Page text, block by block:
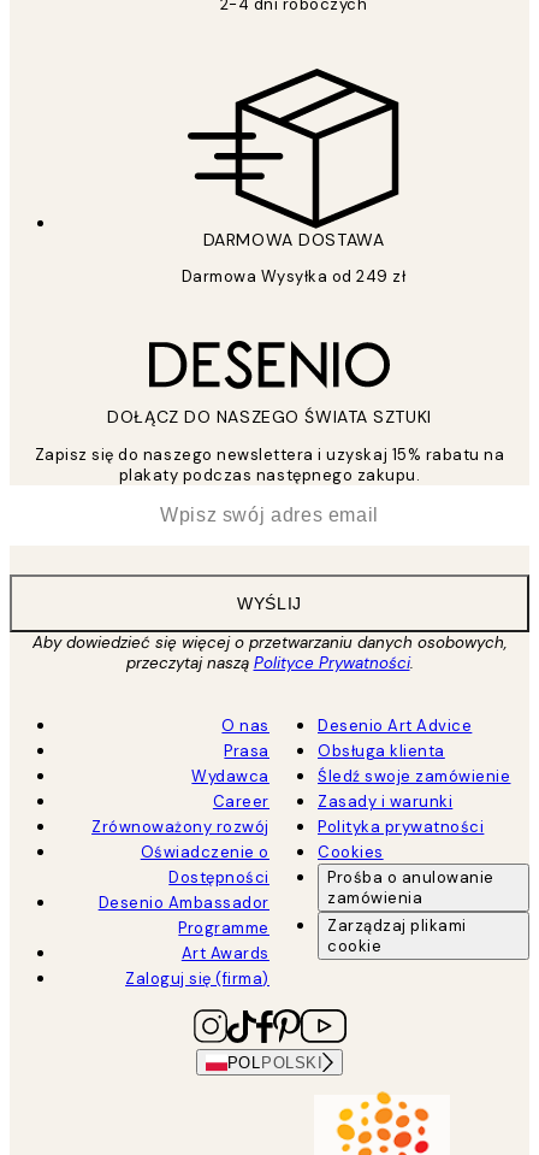
2-4 dni roboczych
DARMOWA DOSTAWA
Darmowa Wysyłka od 249 zł
DOŁĄCZ DO NASZEGO ŚWIATA SZTUKI
Zapisz się do naszego newslettera i uzyskaj 15% rabatu na
plakaty podczas następnego zakupu.
WYŚLIJ
Aby dowiedzieć się więcej o przetwarzaniu danych osobowych,
przeczytaj naszą Polityce Prywatności.
O nas
Prasa
Wydawca
Career
Zrównoważony rozwój
Oświadczenie o
Dostępności
Desenio Ambassador
Programme
Art Awards
Zaloguj się (firma)
Desenio Art Advice
Obsługa klienta
Śledź swoje zamówienie
Zasady i warunki
Polityka prywatności
Cookies
Prośba o anulowanie
zamówienia
Zarządzaj plikami
cookie
POL POLSKI